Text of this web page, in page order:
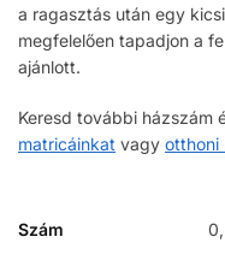
a ragasztás után egy
megfelelően tapadjon a
ajánlott.
Keresd további házszám
matricáinkat vagy otthoni
Szám